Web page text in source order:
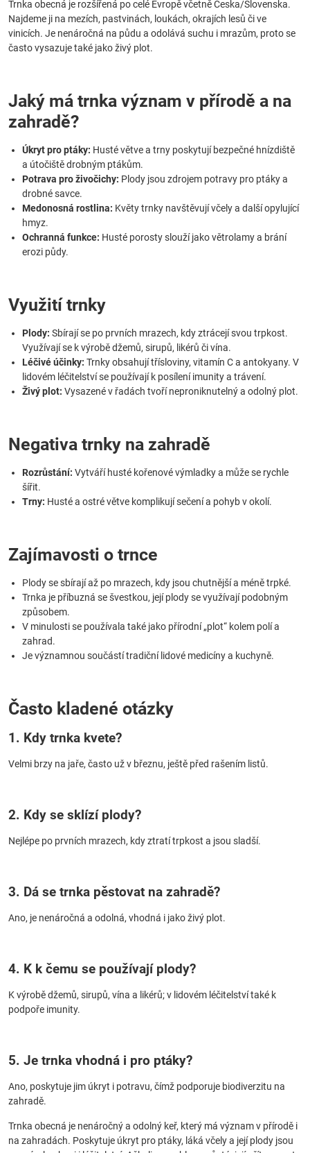
Trnka obecná je rozšířená po celé Evropě včetně Česka/Slovenska.
Najdeme ji na mezích, pastvinách, loukách, okrajích lesů či ve
vinicích. Je nenáročná na půdu a odolává suchu i mrazům, proto se
často vysazuje také jako živý plot.
Jaký má trnka význam v přírodě a na
zahradě?
Úkryt pro ptáky: Husté větve a trny poskytují bezpečné hnízdiště
a útočiště drobným ptákům.
Potrava pro živočichy: Plody jsou zdrojem potravy pro ptáky a
drobné savce.
Medonosná rostlina: Květy trnky navštěvují včely a další opylující
hmyz.
Ochranná funkce: Husté porosty slouží jako větrolamy a brání
erozi půdy.
Využití trnky
Plody: Sbírají se po prvních mrazech, kdy ztrácejí svou trpkost.
Využívají se k výrobě džemů, sirupů, likérů či vína.
Léčivé účinky: Trnky obsahují třísloviny, vitamín C a antokyany. V
lidovém léčitelství se používají k posílení imunity a trávení.
Živý plot: Vysazené v řadách tvoří neproniknutelný a odolný plot.
Negativa trnky na zahradě
Rozrůstání: Vytváří husté kořenové výmladky a může se rychle
šířit.
Trny: Husté a ostré větve komplikují sečení a pohyb v okolí.
Zajímavosti o trnce
Plody se sbírají až po mrazech, kdy jsou chutnější a méně trpké.
Trnka je příbuzná se švestkou, její plody se využívají podobným
způsobem.
V minulosti se používala také jako přírodní „plot“ kolem polí a
zahrad.
Je významnou součástí tradiční lidové medicíny a kuchyně.
Často kladené otázky
1. Kdy trnka kvete?
Velmi brzy na jaře, často už v březnu, ještě před rašením listů.
2. Kdy se sklízí plody?
Nejlépe po prvních mrazech, kdy ztratí trpkost a jsou sladší.
3. Dá se trnka pěstovat na zahradě?
Ano, je nenáročná a odolná, vhodná i jako živý plot.
4. K k čemu se používají plody?
K výrobě džemů, sirupů, vína a likérů; v lidovém léčitelství také k
podpoře imunity.
5. Je trnka vhodná i pro ptáky?
Ano, poskytuje jim úkryt i potravu, čímž podporuje biodiverzitu na
zahradě.
Trnka obecná je nenáročný a odolný keř, který má význam v přírodě i
na zahradách. Poskytuje úkryt pro ptáky, láká včely a její plody jsou